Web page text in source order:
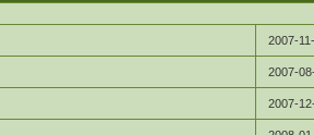
2007-
2007-
2007-